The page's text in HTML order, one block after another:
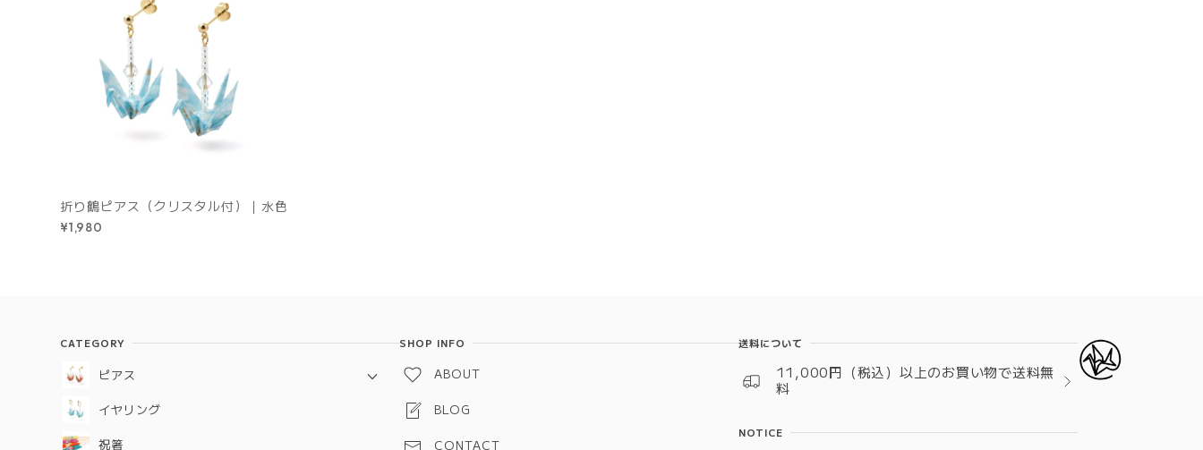
折り鶴ピアス（クリスタル付）｜水色
¥1,980
CATEGORY
ピアス
定番シリーズ
イヤリング
祝箸
SHOP INFO
ABOUT
BLOG
CONTACT
送料について
11,000円（税込）以上のお買い物で送料無
料
NOTICE